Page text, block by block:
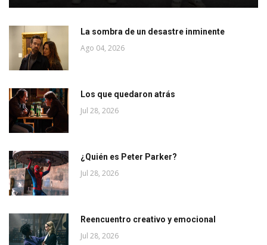
La sombra de un desastre inminente
Ago 04, 2026
Los que quedaron atrás
Jul 28, 2026
¿Quién es Peter Parker?
Jul 28, 2026
Reencuentro creativo y emocional
Jul 28, 2026